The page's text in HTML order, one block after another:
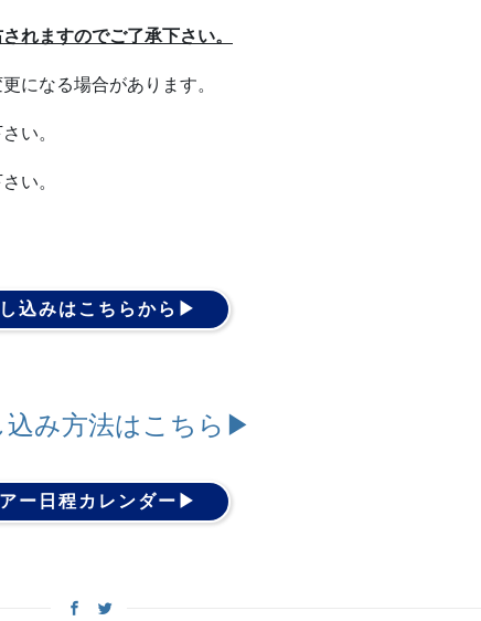
れますのでご了承下さい。
になる場合があります。
い。
い。
込みはこちらから▶︎
込み方法はこちら▶︎
ー日程カレンダー▶︎